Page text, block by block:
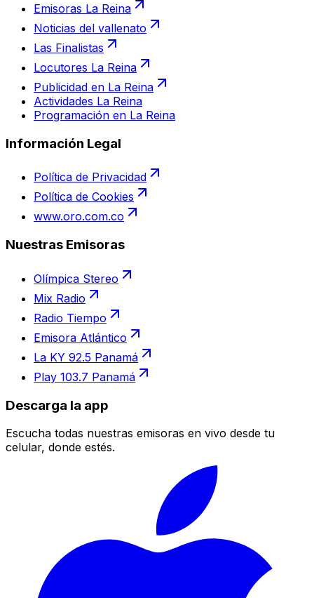
Emisoras La Reina
Noticias del vallenato
Las Finalistas
Locutores La Reina
Publicidad en La Reina
Actividades La Reina
Programación en La Reina
Información Legal
Política de Privacidad
Política de Cookies
www.oro.com.co
Nuestras Emisoras
Olímpica Stereo
Mix Radio
Radio Tiempo
Emisora Atlántico
La KY 92.5 Panamá
Play 103.7 Panamá
Descarga la app
Escucha todas nuestras emisoras en vivo desde tu
celular, donde estés.